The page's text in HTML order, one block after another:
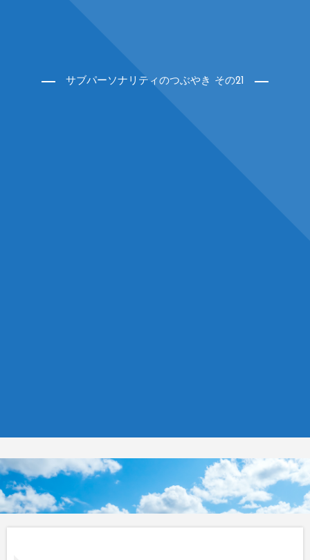
サブパーソナリティのつぶやき その21